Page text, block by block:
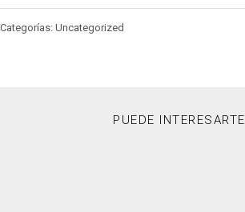
Categorías: Uncategorized
PUEDE INTERESARTE